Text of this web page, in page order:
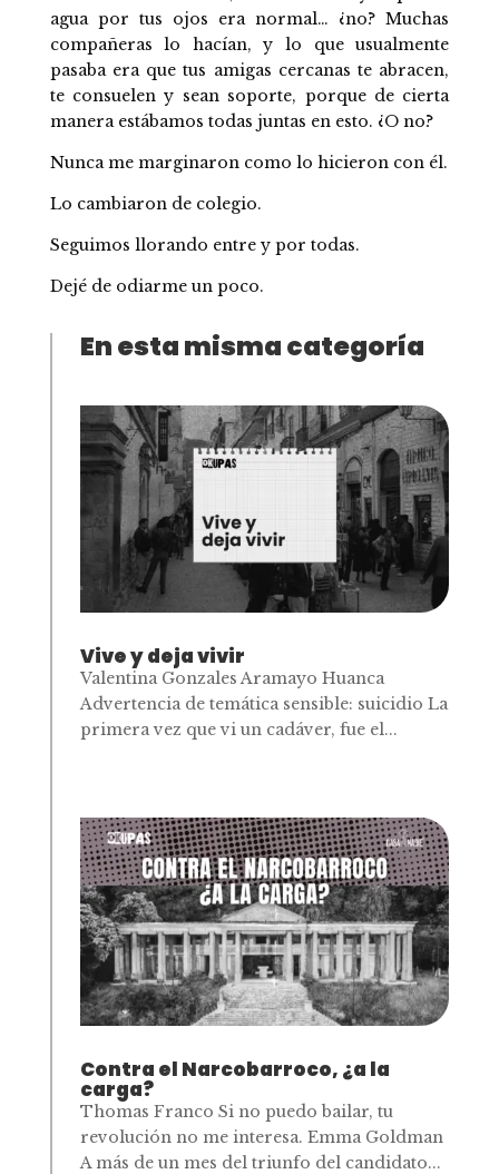
agua por tus ojos era normal… ¿no? Muchas
compañeras lo hacían, y lo que usualmente
pasaba era que tus amigas cercanas te abracen,
te consuelen y sean soporte, porque de cierta
manera estábamos todas juntas en esto. ¿O no?
Nunca me marginaron como lo hicieron con él.
Lo cambiaron de colegio.
Seguimos llorando entre y por todas.
Dejé de odiarme un poco.
En esta misma categoría
Vive y deja vivir
Valentina Gonzales Aramayo Huanca
Advertencia de temática sensible: suicidio La
primera vez que vi un cadáver, fue el...
Contra el Narcobarroco, ¿a la
carga?
Thomas Franco Si no puedo bailar, tu
revolución no me interesa. Emma Goldman
A más de un mes del triunfo del candidato...